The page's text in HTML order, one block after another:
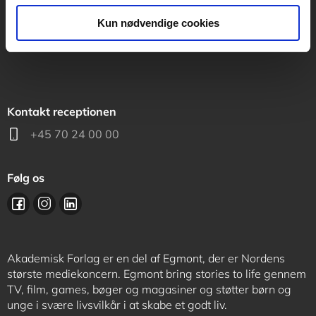
Kun nødvendige cookies
support@akademisk.dk
Kontakt receptionen
+45 70 24 00 00
Følg os
Akademisk Forlag er en del af Egmont, der er Nordens
største mediekoncern. Egmont bring stories to life gennem
TV, film, games, bøger og magasiner og støtter børn og
unge i svære livsvilkår i at skabe et godt liv.